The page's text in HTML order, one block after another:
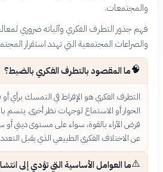
والمجتمعات.
فهم جذور التطرف الفكري وآلياته ضروري
والصراعات المجتمعية التي تهدد استقرار
🧠ما المقصود بالتطرف الفكري بالضبط؟
التطرف الفكري هو الإفراط في التمسك برأي
الحوار أو الاستماع لوجهات نظر أخرى. يتسم
فرض الآراء بالقوة، سواء على مستوى ديني
عن الاختلاف الفكري الطبيعي الذي يقبل
⚠️ما العوامل الأساسية التي تؤدي إلى